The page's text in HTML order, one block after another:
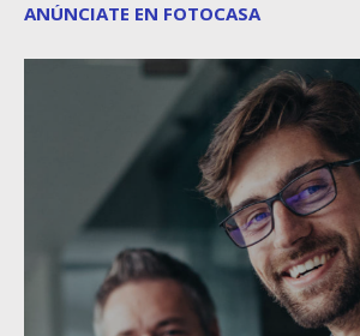
ANÚNCIATE EN FOTOCASA